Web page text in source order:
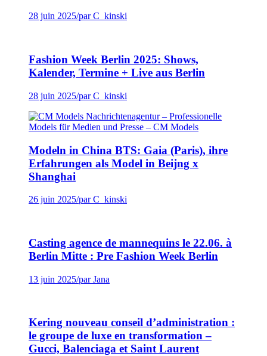
28 juin 2025/par C_kinski
Fashion Week Berlin 2025: Shows,
Kalender, Termine + Live aus Berlin
28 juin 2025/par C_kinski
Modeln in China BTS: Gaia (Paris), ihre
Erfahrungen als Model in Beijng x
Shanghai
26 juin 2025/par C_kinski
Casting agence de mannequins le 22.06. à
Berlin Mitte : Pre Fashion Week Berlin
13 juin 2025/par Jana
Kering nouveau conseil d’administration :
le groupe de luxe en transformation –
Gucci, Balenciaga et Saint Laurent